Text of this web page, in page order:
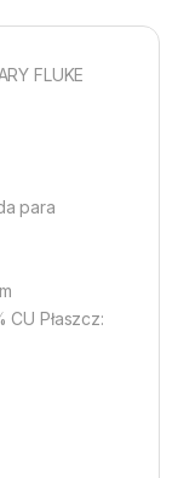
FLUKE
para
CU Płaszcz: